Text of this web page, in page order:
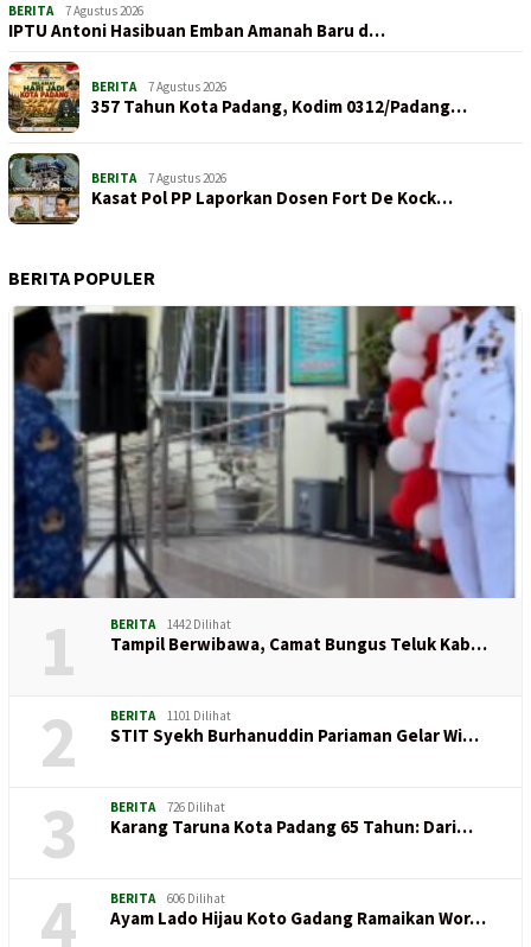
BERITA 7 Agustus 2026
IPTU Antoni Hasibuan Emban Amanah Baru d…
BERITA 7 Agustus 2026
357 Tahun Kota Padang, Kodim 0312/Padang…
BERITA 7 Agustus 2026
Kasat Pol PP Laporkan Dosen Fort De Kock…
BERITA POPULER
1 BERITA 1442 Dilihat
Tampil Berwibawa, Camat Bungus Teluk Kab…
2 BERITA 1101 Dilihat
STIT Syekh Burhanuddin Pariaman Gelar Wi…
3 BERITA 726 Dilihat
Karang Taruna Kota Padang 65 Tahun: Dari…
4 BERITA 606 Dilihat
Ayam Lado Hijau Koto Gadang Ramaikan Wor…